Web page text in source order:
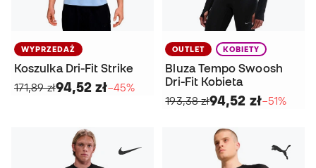
WYPRZEDAŻ
Koszulka Dri-Fit Strike
171,89 zł94,52 zł−45%
OUTLET KOBIETY
Bluza Tempo Swoosh
Dri-Fit Kobieta
193,38 zł94,52 zł−51%